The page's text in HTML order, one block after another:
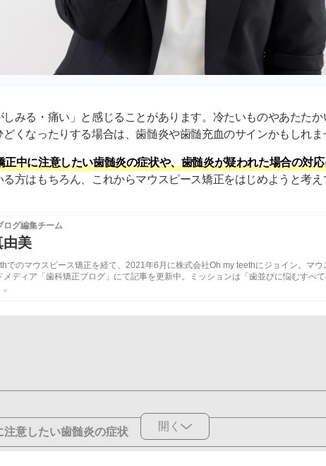
みる・痛い」と感じることがあります。冷たいものやあたた
くなったりする場合は、歯髄炎や歯髄充血のサインかもしれま
正中に注意したい歯髄炎の症状や、歯髄炎が疑われた場合の対
方はもちろん、これからマウスピース矯正をはじめようと考
ログ編集チーム
由美
でのマウスピース矯正を経て、2021年6月に株式会社Oh my teethにジョイン。マ
メディア「歯科矯正ブログ」にて記事を更新中。ミッションは「歯並びに悩むすべ
注意したい歯髄炎の症状 開く